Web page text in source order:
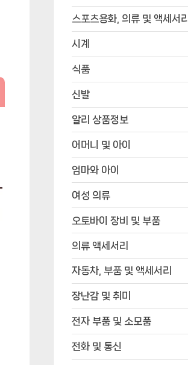
스포츠용화, 의류 및 액세서리
시계
식품
신발
알리 상품정보
어머니 및 아이
엄마와 아이
여성 의류
오토바이 장비 및 부품
의류 액세서리
자동차, 부품 및 액세서리
장난감 및 취미
전자 부품 및 소모품
전화 및 통신